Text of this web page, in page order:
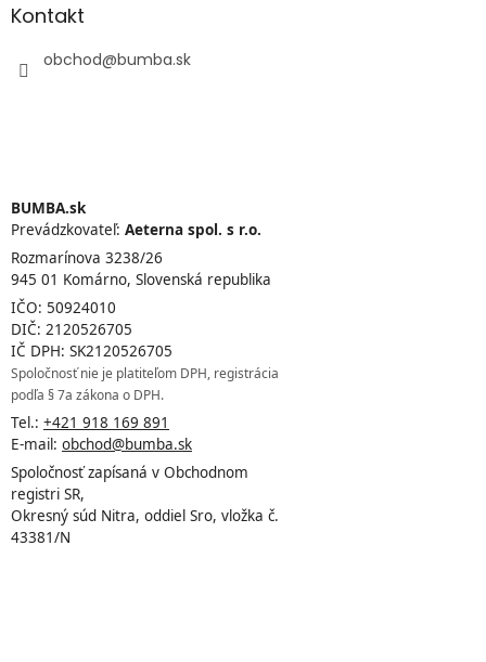
Kontakt
obchod@bumba.sk
BUMBA.sk
Prevádzkovateľ: Aeterna spol. s r.o.
Rozmarínova 3238/26
945 01 Komárno, Slovenská republika
IČO: 50924010
DIČ: 2120526705
IČ DPH: SK2120526705
Spoločnosť nie je platiteľom DPH, registrácia
podľa § 7a zákona o DPH.
Tel.: +421 918 169 891
E-mail: obchod@bumba.sk
Spoločnosť zapísaná v Obchodnom
registri SR,
Okresný súd Nitra, oddiel Sro, vložka č.
43381/N